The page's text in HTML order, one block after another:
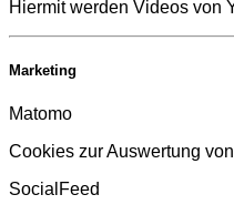
Hiermit werden Videos von
Marketing
Matomo
Cookies zur Auswertung
SocialFeed